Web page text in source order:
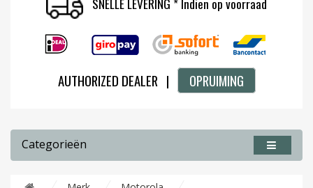
AUTHORIZED DEALER | OPRUIMING
Categorieën